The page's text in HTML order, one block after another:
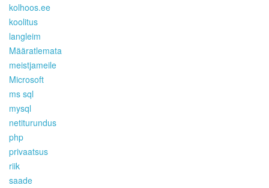
kolhoos.ee
koolitus
langleim
Määratlemata
meistjameile
Microsoft
ms sql
mysql
netiturundus
php
privaatsus
riik
saade